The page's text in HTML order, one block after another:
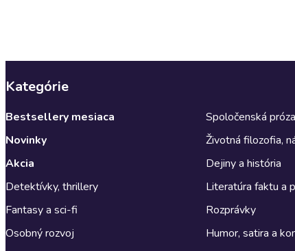
Kategórie
Bestsellery mesiaca
Novinky
Akcia
Detektívky, thrillery
Fantasy a sci-fi
Osobný rozvoj
Spoločenská próza
Životná filozofia,
Dejiny a história
Literatúra faktu a
Rozprávky
Humor, satira a